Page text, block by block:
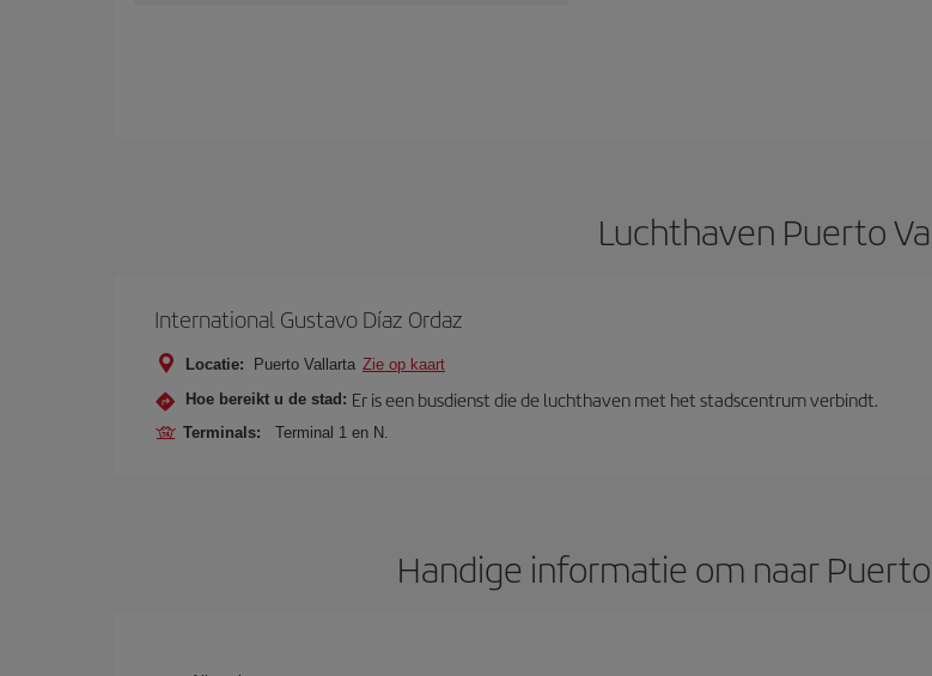
Luchthaven Puerto
International Gustavo Díaz Ordaz
Locatie: Puerto Vallarta Zie op kaart
Hoe bereikt u de stad: Er is een busdienst die de luchthaven met het stadscentrum verbindt.
Terminals: Terminal 1 en N.
Handige informatie om naar